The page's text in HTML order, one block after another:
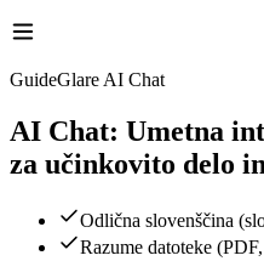
GuideGlare AI Chat
AI Chat: Umetna
za učinkovito delo
Odlična slovenščina
Razume datoteke